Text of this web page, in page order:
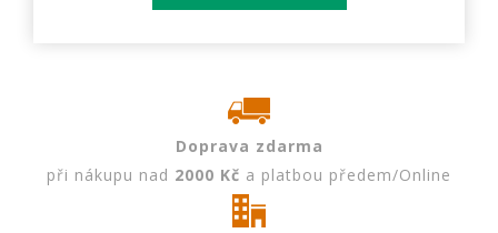
Doprava zdarma
při nákupu nad 2000 Kč a platbou předem/Online